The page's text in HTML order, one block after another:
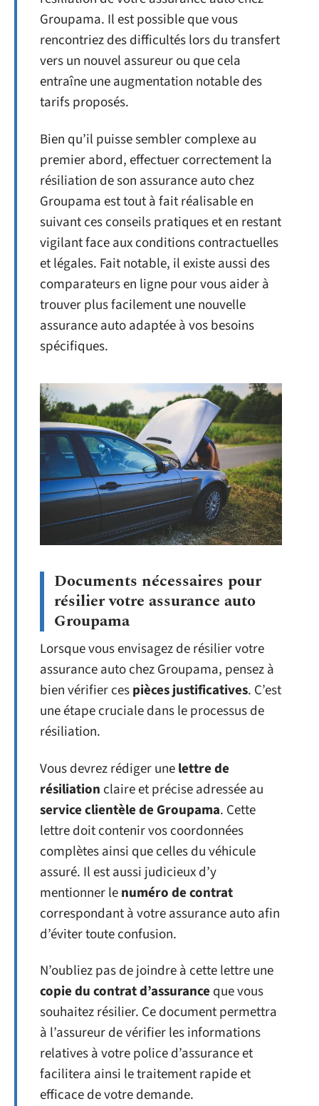
Groupama. Il est possible que vous
rencontriez des difficultés lors du transfert
vers un nouvel assureur ou que cela
entraîne une augmentation notable des
tarifs proposés.
Bien qu’il puisse sembler complexe au
premier abord, effectuer correctement la
résiliation de son assurance auto chez
Groupama est tout à fait réalisable en
suivant ces conseils pratiques et en restant
vigilant face aux conditions contractuelles
et légales. Fait notable, il existe aussi des
comparateurs en ligne pour vous aider à
trouver plus facilement une nouvelle
assurance auto adaptée à vos besoins
spécifiques.
Documents nécessaires pour
résilier votre assurance auto
Groupama
Lorsque vous envisagez de résilier votre
assurance auto chez Groupama, pensez à
bien vérifier cespièces justificatives. C’est
une étape cruciale dans le processus de
résiliation.
Vous devrez rédiger unelettre de
résiliation claire et précise adressée au
service clientèle de Groupama. Cette
lettre doit contenir vos coordonnées
complètes ainsi que celles du véhicule
assuré. Il est aussi judicieux d’y
mentionner lenuméro de contrat
correspondant à votre assurance auto afin
d’éviter toute confusion.
N’oubliez pas de joindre à cette lettre une
copie du contrat d’assurance que vous
souhaitez résilier. Ce document permettra
à l’assureur de vérifier les informations
relatives à votre police d’assurance et
facilitera ainsi le traitement rapide et
efficace de votre demande.